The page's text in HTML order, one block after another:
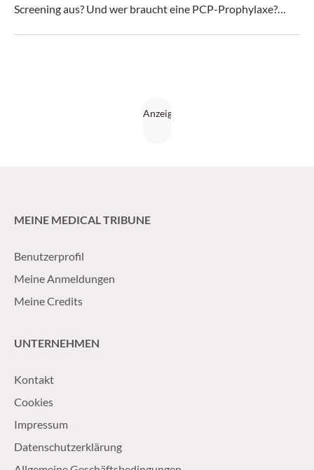
Screening aus? Und wer braucht eine PCP-Prophy­laxe?
MEINE MEDICAL TRIBUNE
Benutzerprofil
Meine Anmeldungen
Meine Credits
UNTERNEHMEN
Kontakt
Cookies
Impressum
Datenschutzerklärung